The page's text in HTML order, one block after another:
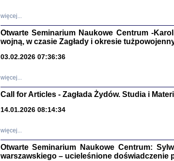
więcej...
Otwarte Seminarium Naukowe Centrum -
wojną, w czasie Zagłady i okresie
03.02.2026 07:36:36
więcej...
Call for Articles - Zagłada Żydów. Studia i
14.01.2026 08:14:34
więcej...
Otwarte Seminarium Naukowe Centrum:
warszawskiego – ucieleśnione doświadczenie